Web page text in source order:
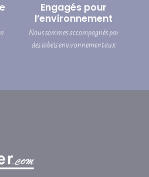
Engagés pour
l’environnement
Nous sommes accompagnés par
des labels environnementaux